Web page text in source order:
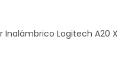
Inalámbrico Logitech A20 X